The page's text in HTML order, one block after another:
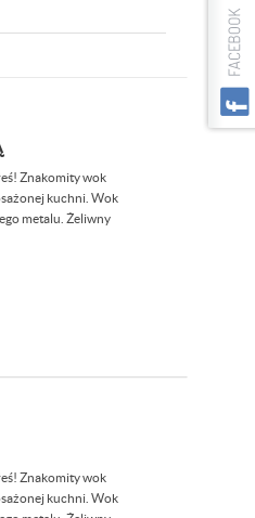
Znakomity wok
kuchni. Wok
metalu. Żeliwny
Znakomity wok
kuchni. Wok